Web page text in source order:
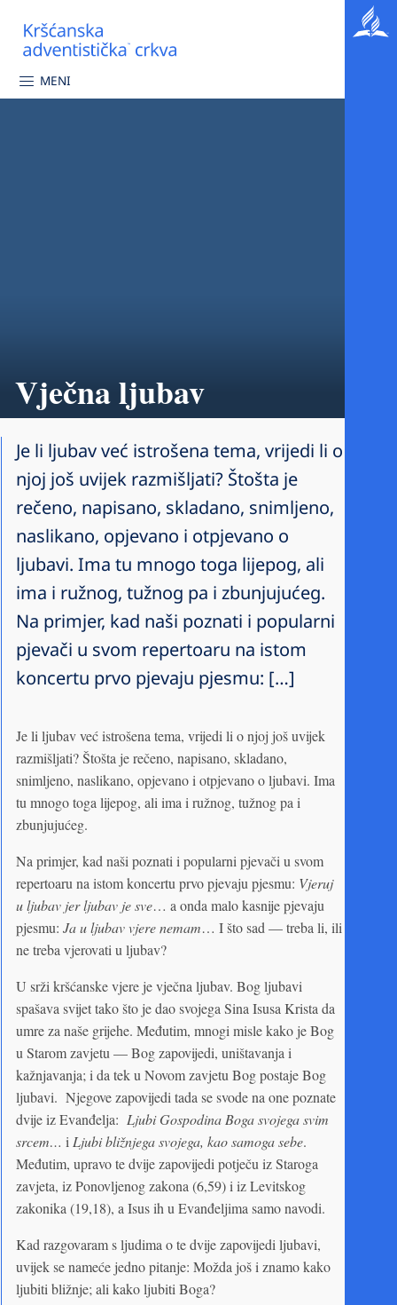
MENI
Vječna ljubav
Je li ljubav već istrošena tema, vrijedi li o
njoj još uvijek razmišljati? Štošta je
rečeno, napisano, skladano, snimljeno,
naslikano, opjevano i otpjevano o
ljubavi. Ima tu mnogo toga lijepog, ali
ima i ružnog, tužnog pa i zbunjujućeg.
Na primjer, kad naši poznati i popularni
pjevači u svom repertoaru na istom
koncertu prvo pjevaju pjesmu: […]
Je li ljubav već istrošena tema, vrijedi li o njoj još uvijek
razmišljati? Štošta je rečeno, napisano, skladano,
snimljeno, naslikano, opjevano i otpjevano o ljubavi. Ima
tu mnogo toga lijepog, ali ima i ružnog, tužnog pa i
zbunjujućeg.
Na primjer, kad naši poznati i popularni pjevači u svom
repertoaru na istom koncertu prvo pjevaju pjesmu: Vjeruj
u ljubav jer ljubav je sve… a onda malo kasnije pjevaju
pjesmu: Ja u ljubav vjere nemam… I što sad — treba li, ili
ne treba vjerovati u ljubav?
U srži kršćanske vjere je vječna ljubav. Bog ljubavi
spašava svijet tako što je dao svojega Sina Isusa Krista da
umre za naše grijehe. Međutim, mnogi misle kako je Bog
u Starom zavjetu — Bog zapovijedi, uništavanja i
kažnjavanja; i da tek u Novom zavjetu Bog postaje Bog
ljubavi. Njegove zapovijedi tada se svode na one poznate
dvije iz Evanđelja: Ljubi Gospodina Boga svojega svim
srcem… i Ljubi bližnjega svojega, kao samoga sebe.
Međutim, upravo te dvije zapovijedi potječu iz Staroga
zavjeta, iz Ponovljenog zakona (6,59) i iz Levitskog
zakonika (19,18), a Isus ih u Evanđeljima samo navodi.
Kad razgovaram s ljudima o te dvije zapovijedi ljubavi,
uvijek se nameće jedno pitanje: Možda još i znamo kako
ljubiti bližnje; ali kako ljubiti Boga?